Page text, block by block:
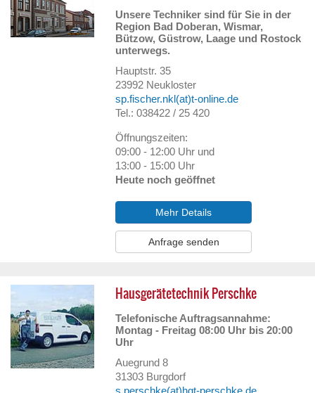
Unsere Techniker sind für Sie in der
Region Bad Doberan, Wismar,
Bützow, Güstrow, Laage und Rostock
unterwegs.
Hauptstr. 35
23992 Neukloster
sp.fischer.nkl(at)t-online.de
Tel.: 038422 / 25 420
Öffnungszeiten:
09:00 - 12:00 Uhr und
13:00 - 15:00 Uhr
Heute noch geöffnet
Mehr Details
Anfrage senden
Hausgerätetechnik Perschke
Telefonische Auftragsannahme:
Montag - Freitag 08:00 Uhr bis 20:00
Uhr
Auegrund 8
31303 Burgdorf
s.perschke(at)hgt-perschke.de